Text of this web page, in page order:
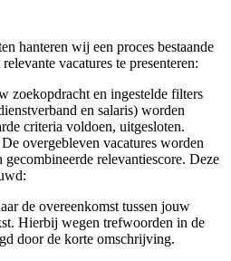
hanteren wij een proces bestaande
vacatures te presenteren:
zoekopdracht en ingestelde filters
en salaris) worden
criteria voldoen, uitgesloten.
overgebleven vacatures worden
gecombineerde relevantiescore. Deze
de overeenkomst tussen jouw
Hierbij wegen trefwoorden in de
door de korte omschrijving.